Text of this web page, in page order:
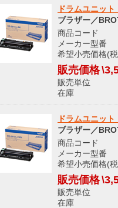
ドラムユニッ
ブラザー／
商品コー
メーカー型
希望小売価格(
販売価格
販売単
在庫
ドラムユニッ
ブラザー／
商品コー
メーカー型
希望小売価格(
販売価格
販売単
在庫